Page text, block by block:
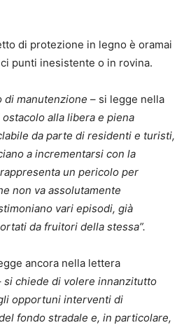
di protezione in legno è oramai
punti inesistente o in rovina.
di manutenzione – si legge nella
alla libera e piena
da parte di residenti e turisti,
a incrementarsi con la
un pericolo per
non va assolutamente
vari episodi, già
da fruitori della stessa”.
ancora nella lettera
si chiede di volere innanzitutto
opportuni interventi di
fondo stradale e, in particolare,